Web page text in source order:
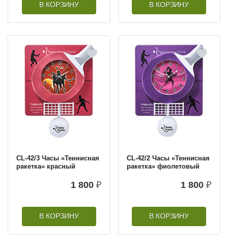
В КОРЗИНУ В КОРЗИНУ
CL-42/3 Часы «Теннисная
ракетка» красный
1 800 ₽
В КОРЗИНУ
CL-42/2 Часы «Теннисная
ракетка» фиолетовый
1 800 ₽
В КОРЗИНУ